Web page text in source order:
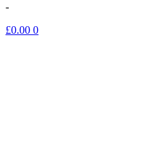
-
£0.00 0